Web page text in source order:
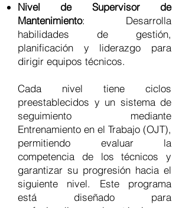
Nivel de Supervisor de
Mantenimiento: Desarrolla
habilidades de gestión,
planificación y liderazgo para
dirigir equipos técnicos.
Cada nivel tiene ciclos
preestablecidos y un sistema de
seguimiento mediante
Entrenamiento en el Trabajo (OJT),
permitiendo evaluar la
competencia de los técnicos y
garantizar su progresión hacia el
siguiente nivel. Este programa
está diseñado para